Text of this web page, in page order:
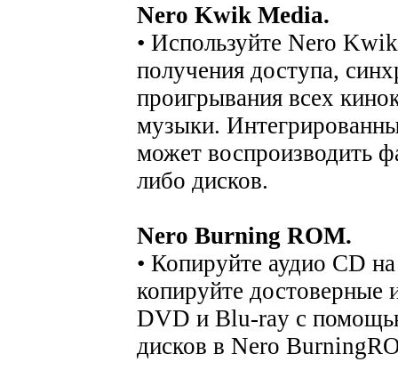
Nero Kwik Media.
• Используйте Nero
получения доступа,
проигрывания всех
музыки.
может воспроизводить
либо дисков.
Nero Burning ROM.
• Копируйте аудио CD
копируйте достоверные
DVD и Blu-ray с
дисков в Nero